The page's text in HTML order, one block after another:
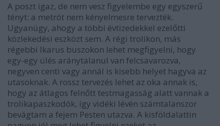
A poszt igaz, de nem vesz figyelembe egy egyszerű
tényt: a metrót nem kényelmesre tervezték.
Ugyanúgy, ahogy a többi évtizedekkel ezelőtti
közlekedési eszközt sem. A régi trolikon, más
régebbi Ikarus buszokon lehet megfigyelni, hogy
egy-egy ülés aránytalanul van felcsavarozva,
negyven centi vagy annál is kisebb helyet hagyva az
utasoknak. A rossz tervezés lehet az oka annak is,
hogy az átlagos felnőtt testmagasság alatt vannak a
trolikapaszkodók, így vidéki lévén számtalanszor
bevágtam a fejem Pesten utazva. A kisföldalattin